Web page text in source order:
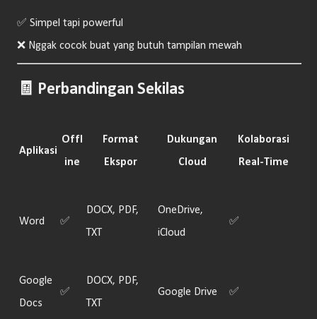
✅ Simpel tapi powerful
❌ Nggak cocok buat yang butuh tampilan mewah
🧾 Perbandingan Sekilas
Aplikasi
Offl
ine
Format
Ekspor
Dukungan
Cloud
Kolaborasi
Real-Time
Word ✅
DOCX, PDF,
TXT
OneDrive,
iCloud
✅
Google
Docs
✅
DOCX, PDF,
TXT
Google Drive ✅